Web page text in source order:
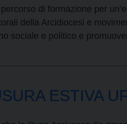
di formazione per
della Arcidiocesi e
sociale e politico e
ESTIVA